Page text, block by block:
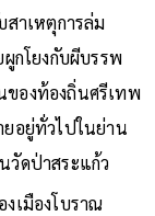
สาเหตุการล่ม
กโยงกับผีบรรพ
องท้องถิ่นศรีเทพ
อยู่ทั่วไปในย่าน
วัดป่าสระแก้ว
เมืองโบราณ